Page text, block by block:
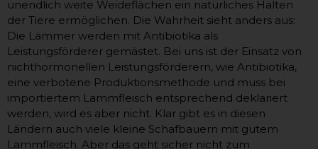
unendlich weite Weideflächen ein natürliches Halten
der Tiere ermöglichen. Die Wahrheit sieht anders aus:
Die Lämmer werden mit Antibiotika als
Leistungsförderer gemästet. Bei uns ist der Einsatz von
nichthormonellen Leistungsförderern, wie Antibiotika,
eine verbotene Produktionsmethode und muss bei
importiertem Lammfleisch entsprechend deklariert
werden, wird es aber nicht. Klar gibt es in diesen
Ländern auch viele kleine Schafbauern mit gutem
Lammfleisch. Aber das geht sicher nicht zum